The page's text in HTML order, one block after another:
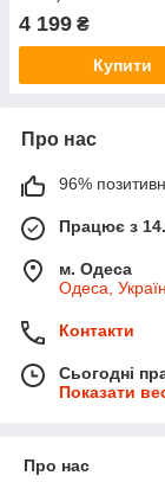
4 199 ₴
Купити
Про нас
96%
Працює з
м. Одеса
Одеса,
Контакти
Сьогодні
Показати
Про нас